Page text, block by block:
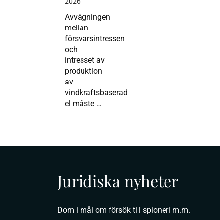
2026
Avvägningen
mellan
försvarsintressen
och
intresset av
produktion
av
vindkraftsbaserad
el måste …
Juridiska nyheter
Dom i mål om försök till spioneri m.m.